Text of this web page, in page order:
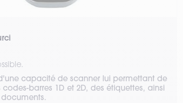
capacité de scanner lui permettant de
barres 1D et 2D, des étiquettes, ainsi